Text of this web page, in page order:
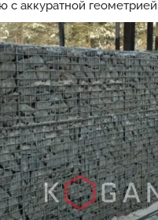
аккуратной